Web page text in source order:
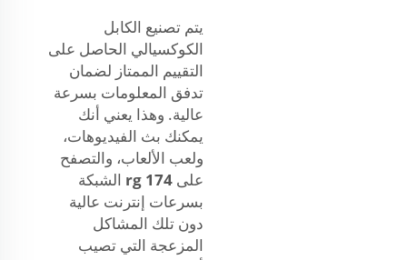
يتم تصنيع الكابل
الكوكسيالي الحاصل على
التقييم الممتاز لضمان
تدفق المعلومات بسرعة
عالية. وهذا يعني أنك
يمكنك بث الفيديوهات،
ولعب الألعاب، والتصفح
على rg 174 الشبكة
بسرعات إنترنت عالية
دون تلك المشاكل
المزعجة التي تصيب